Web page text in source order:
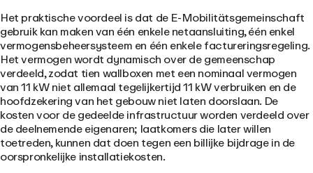
Het praktische voordeel is dat de E-Mobilitätsgemeinschaft
gebruik kan maken van één enkele netaansluiting, één enkel
vermogensbeheersysteem en één enkele factureringsregeling.
Het vermogen wordt dynamisch over de gemeenschap
verdeeld, zodat tien wallboxen met een nominaal vermogen
van 11 kW niet allemaal tegelijkertijd 11 kW verbruiken en de
hoofdzekering van het gebouw niet laten doorslaan. De
kosten voor de gedeelde infrastructuur worden verdeeld over
de deelnemende eigenaren; laatkomers die later willen
toetreden, kunnen dat doen tegen een billijke bijdrage in de
oorspronkelijke installatiekosten.